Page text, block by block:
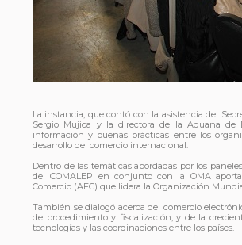
La instancia, que contó con la asistencia del
Sergio Mujica y la directora de la Aduana de
información y buenas prácticas entre los
desarrollo del comercio internacional.
Dentro de las temáticas abordadas por los
del COMALEP en conjunto con la OMA
Comercio (AFC) que lidera la Organización
También se dialogó acerca del comercio
de procedimiento y fiscalización; y de la
tecnologías y las coordinaciones entre los países.